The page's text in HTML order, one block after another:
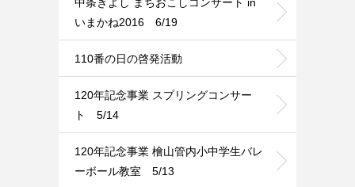
いまかね2016 6/19
110番の日の啓発活動
120年記念事業 スプリングコンサー
ト 5/14
120年記念事業 檜山管内小中学生バレ
ーボール教室 5/13